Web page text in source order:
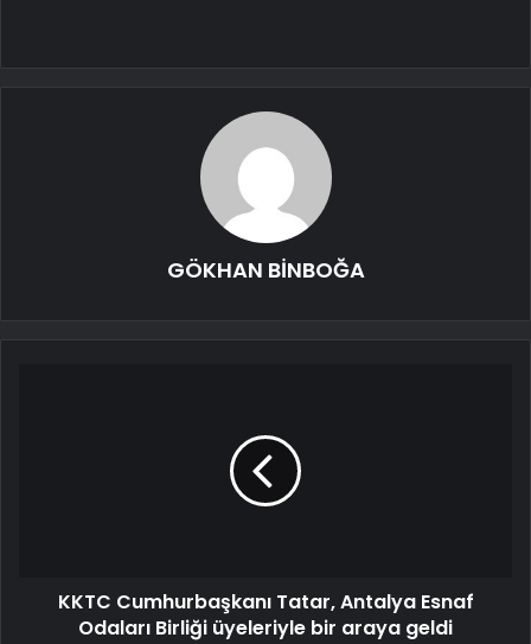
GÖKHAN BİNBOĞA
KKTC Cumhurbaşkanı Tatar, Antalya Esnaf
Odaları Birliği üyeleriyle bir araya geldi